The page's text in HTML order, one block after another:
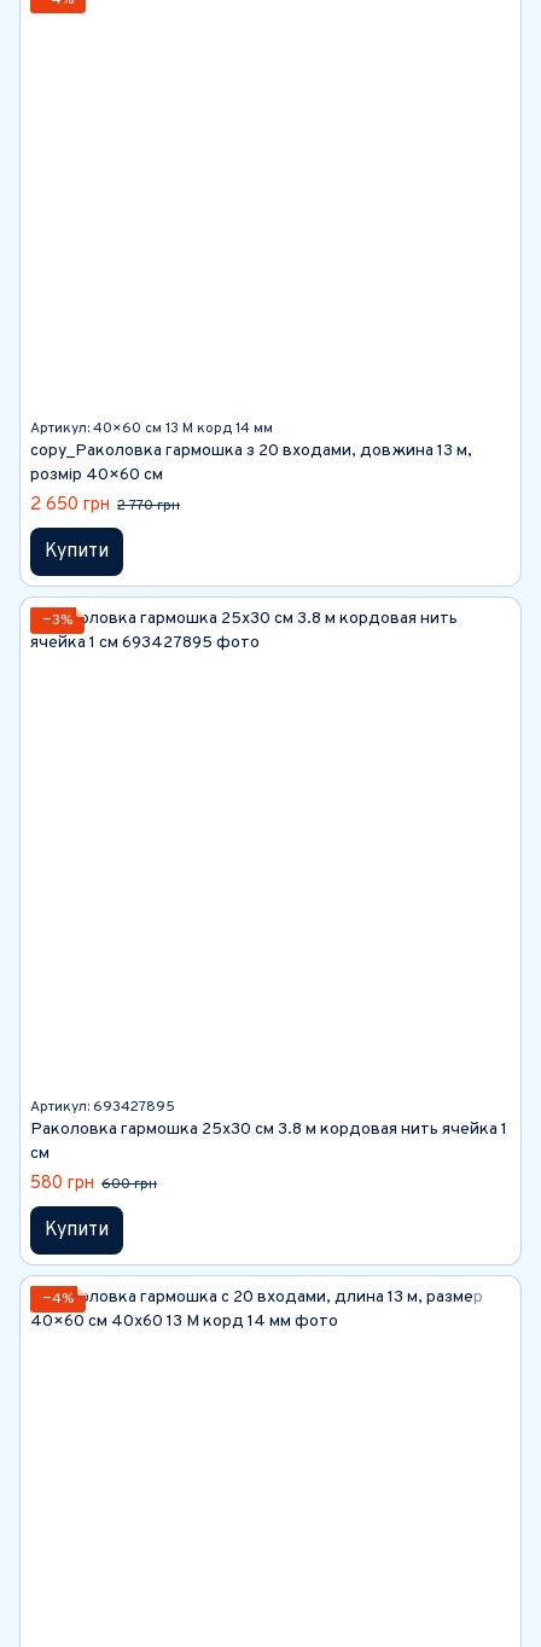
Артикул: 40×60 см 13 М корд 14 мм
copy_Раколовка гармошка з 20 входами, довжина 13 м,
розмір 40×60 см
2 650 грн 2 770 грн
Купити
−3%
Артикул: 693427895
Раколовка гармошка 25х30 см 3.8 м кордовая нить ячейка 1
см
580 грн 600 грн
Купити
−4%